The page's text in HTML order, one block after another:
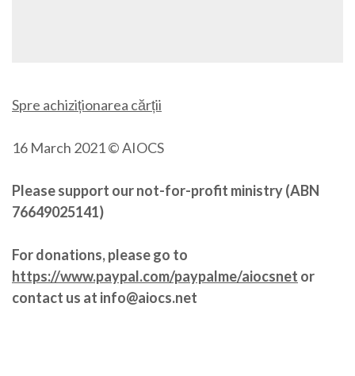
Spre achiziționarea cărții
16 March 2021 © AIOCS
Please support our not-for-profit ministry (ABN
76649025141)
For donations, please go to
https://www.paypal.com/paypalme/aiocsnet or
contact us at info@aiocs.net